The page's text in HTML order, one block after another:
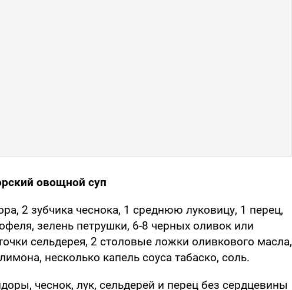
овощной суп
2 зубчика чеснока, 1 среднюю луковицу, 1 перец,
зелень петрушки, 6-8 черных оливок или
сельдерея, 2 столовые ложки оливкового масла,
несколько капель соуса табаско, соль.
чеснок, лук, сельдерей и перец без сердцевины